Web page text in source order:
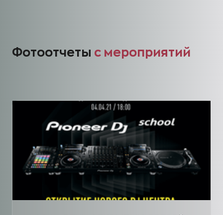
Фотоотчеты с мероприятий